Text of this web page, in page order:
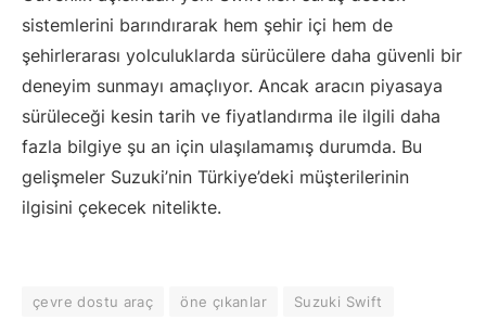
sistemlerini barındırarak hem şehir içi hem de
şehirlerarası yolculuklarda sürücülere daha güvenli bir
deneyim sunmayı amaçlıyor. Ancak aracın piyasaya
sürüleceği kesin tarih ve fiyatlandırma ile ilgili daha
fazla bilgiye şu an için ulaşılamamış durumda. Bu
gelişmeler Suzuki’nin Türkiye’deki müşterilerinin
ilgisini çekecek nitelikte.
çevre dostu araç öne çıkanlar Suzuki Swift